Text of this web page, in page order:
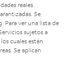
reales
Se
Para ver una lista de
Servicios sujetos a
cuales están
Se aplican